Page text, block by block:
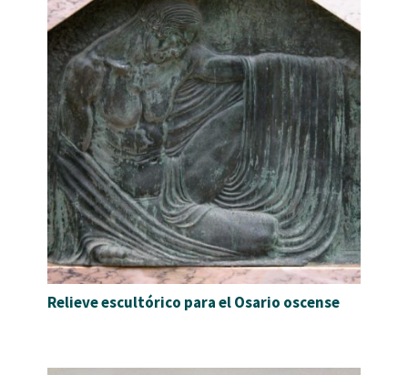
Relieve escultórico para el Osario oscense